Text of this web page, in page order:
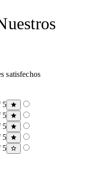
satisfechos
5
5
5
5
5